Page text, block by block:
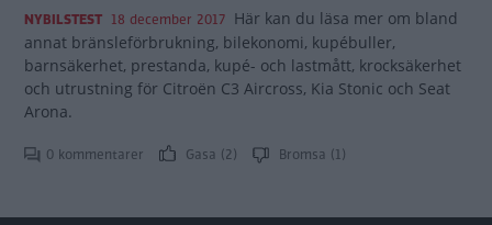
NYBILSTEST 18 december 2017 Här kan du läsa mer om bland
annat bränsleförbrukning, bilekonomi, kupébuller,
barnsäkerhet, prestanda, kupé- och lastmått, krocksäkerhet
och utrustning för Citroën C3 Aircross, Kia Stonic och Seat
Arona.
0 kommentarer Gasa (2) Bromsa (1)